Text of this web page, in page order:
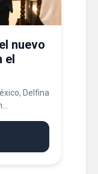
nuevo
el
Delfina